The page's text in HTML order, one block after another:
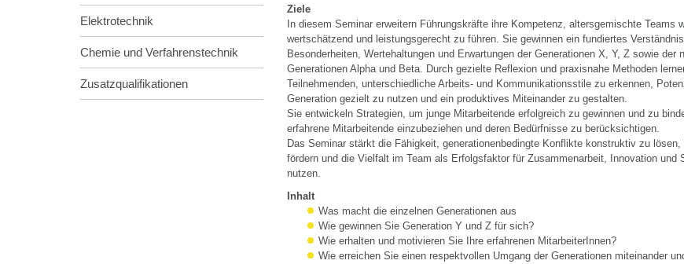
Elektrotechnik
Chemie und Verfahrenstechnik
Zusatzqualifikationen
Ziele
In diesem Seminar erweitern Führungskräfte ihre Kompetenz, altersgemischte Teams
wertschätzend und leistungsgerecht zu führen. Sie gewinnen ein fundiertes
Besonderheiten, Wertehaltungen und Erwartungen der Generationen X, Y, Z sowie der
Generationen Alpha und Beta. Durch gezielte Reflexion und praxisnahe Methoden
Teilnehmenden, unterschiedliche Arbeits- und Kommunikationsstile zu erkennen,
Generation gezielt zu nutzen und ein produktives Miteinander zu gestalten.
Sie entwickeln Strategien, um junge Mitarbeitende erfolgreich zu gewinnen und zu
erfahrene Mitarbeitende einzubeziehen und deren Bedürfnisse zu berücksichtigen.
Das Seminar stärkt die Fähigkeit, generationenbedingte Konflikte konstruktiv zu
fördern und die Vielfalt im Team als Erfolgsfaktor für Zusammenarbeit, Innovation und
nutzen.
Inhalt
Was macht die einzelnen Generationen aus
Wie gewinnen Sie Generation Y und Z für sich?
Wie erhalten und motivieren Sie Ihre erfahrenen MitarbeiterInnen?
Wie erreichen Sie einen respektvollen Umgang der Generationen miteinander